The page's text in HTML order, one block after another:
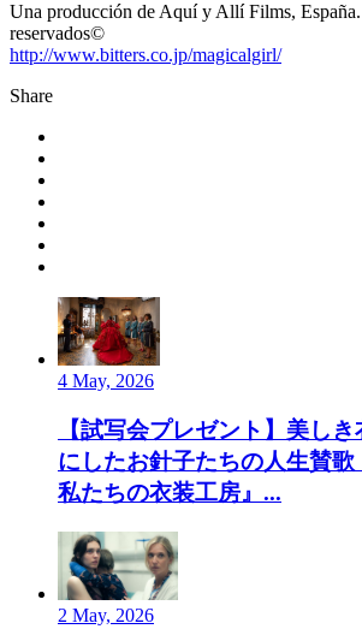
Una producción de Aquí y Allí Films, España.
reservados©
http://www.bitters.co.jp/magicalgirl/
Share
4 May, 2026
【試写会プレゼント】美し
にしたお針子たちの人生賛
私たちの衣装工房』...
2 May, 2026